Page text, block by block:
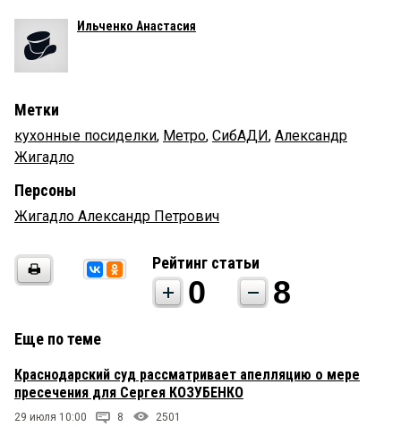
Ильченко Анастасия
Метки
кухонные посиделки, Метро, СибАДИ, Александр
Жигадло
Персоны
Жигадло Александр Петрович
Рейтинг статьи
0 8
Еще по теме
Краснодарский суд рассматривает апелляцию о мере
пресечения для Сергея КОЗУБЕНКО
29 июля 10:00 8 2501